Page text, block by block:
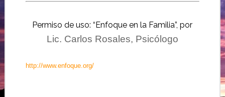
Permiso de uso: “Enfoque en la Familia”, por
Lic. Carlos Rosales, Psicólogo
http://www.enfoque.org/